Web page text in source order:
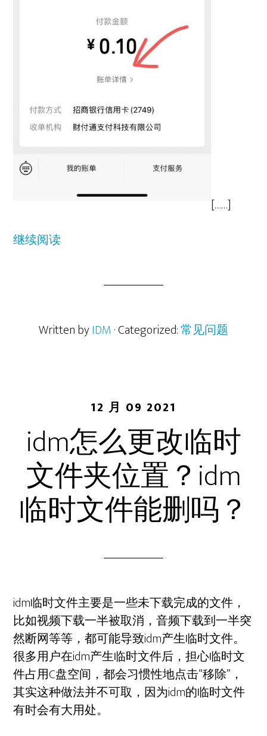
[……]
继续阅读
Written byIDM · Categorized:常见问题
12 月 09 2021
idm怎么更改临时
文件夹位置？idm
临时文件能删吗？
idm临时文件主要是一些未下载完成的文件，
比如视频下载一半被取消，音频下载到一半突
然断网等等，都可能导致idm产生临时文件。
很多用户在idm产生临时文件后，担心临时文
件占用C盘空间，都会习惯性地点击“移除”，
其实这种做法并不可取，因为idm的临时文件
有时会有大用处。